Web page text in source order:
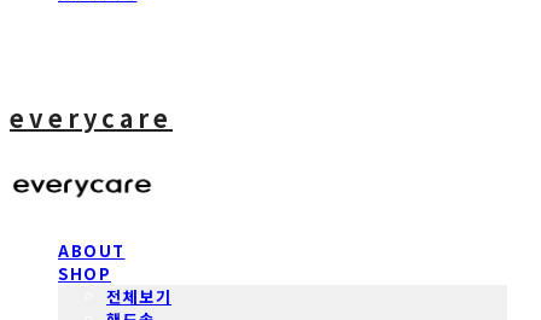
everycare
ABOUT
SHOP
전체보기